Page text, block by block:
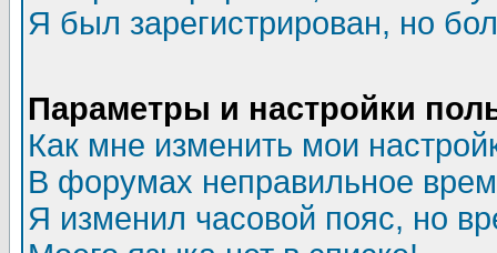
Я был зарегистрирован, но
Параметры и настройки
Как мне изменить мои
В форумах неправильное
Я изменил часовой пояс, но